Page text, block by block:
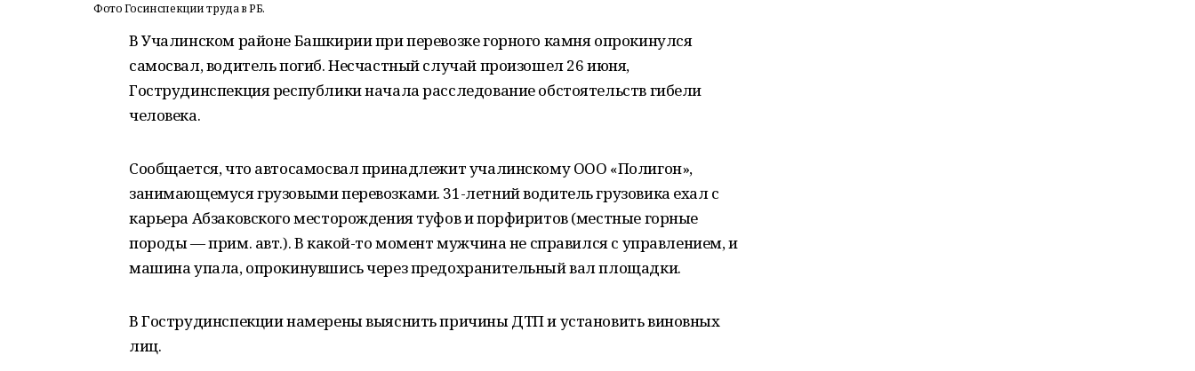
Фото Госинспекции труда в РБ.
В Учалинском районе Башкирии при перевозке горного камня опрокинулся
самосвал, водитель погиб. Несчастный случай произошел 26 июня,
Гострудинспекция республики начала расследование обстоятельств гибели
человека.
Сообщается, что автосамосвал принадлежит учалинскому ООО «Полигон»,
занимающемуся грузовыми перевозками. 31-летний водитель грузовика ехал с
карьера Абзаковского месторождения туфов и порфиритов (местные горные
породы — прим. авт.). В какой-то момент мужчина не справился с управлением, и
машина упала, опрокинувшись через предохранительный вал площадки.
В Гострудинспекции намерены выяснить причины ДТП и установить виновных
лиц.